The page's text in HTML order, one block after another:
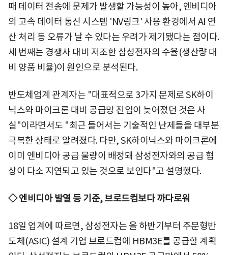
때 데이터 전송에 문제가 발생할 가능성이 높아, 엔비디아
의 고속 데이터 통신 시스템 'NV링크' 사용 환경에서 AI 연
산 처리 등 오류가 날 수 있다는 우려가 제기됐다는 점이다.
세 번째는 경쟁사 대비 저조한 삼성전자의 수율(생산량 대
비 양품 비율)이 원인으로 분석된다.
반도체업계 관계자는 "대표적으로 3가지 문제로 SK하이
닉스와 마이크론 대비 공급망 진입이 늦어졌던 것은 사
실"이라면서도 "최근 들어서는 기술적인 난제들을 대부분
극복한 상태로 알려졌다. 다만, SK하이닉스와 마이크론에
이미 엔비디아 공급 물량이 배정돼 삼성전자와의 공급 협
상이 다소 지연되고 있는 것으로 보인다"고 설명했다.
◇ 엔비디아 발열 등 기준, 브로드컴보다 까다로워
18일 업계에 따르면, 삼성전자는 올 하반기부터 주문형반
도체(ASIC) 설계 기업 브로드컴에 HBM3E를 공급할 계획